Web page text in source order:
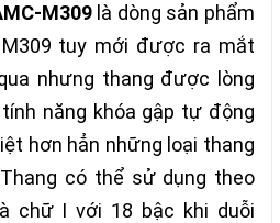
M309là dòng sản phẩm
tuy mới được ra mắt
nhưng thang được lòng
năng khóa gập tự động
hơn hẳn những loại thang
có thể sử dụng theo
chữ I với 18 bậc khi duỗi